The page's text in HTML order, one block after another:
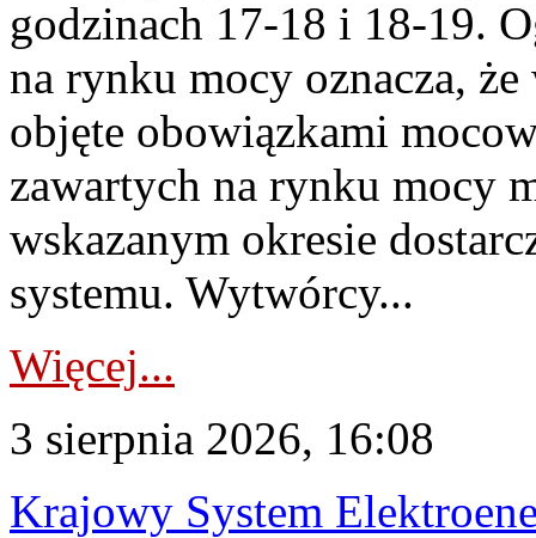
godzinach 17-18 i 18-19.
na rynku mocy oznacza,
objęte obowiązkami
zawartych na rynku mocy
wskazanym okresie
systemu. Wytwórcy...
Więcej...
3 sierpnia 2026, 16:08
Krajowy System